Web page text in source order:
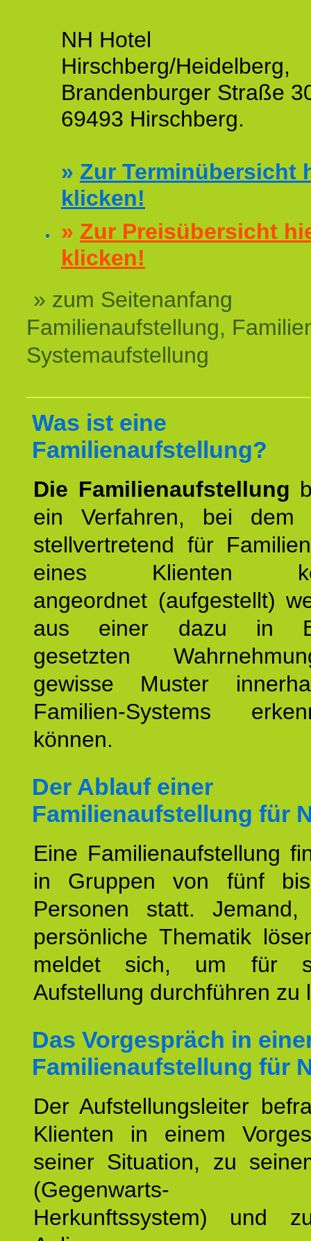
NH Hotel
Hirschberg/Heidelberg,
Brandenburger Straße
69493 Hirschberg.
» Zur Terminübersicht
klicken!
» Zur Preisübersicht
klicken!
» zum Seitenanfang
Familienaufstellung,
Systemaufstellung
Was ist eine
Familienaufstellung?
Die Familienaufstellung
ein Verfahren, bei dem
stellvertretend für
eines Klienten
angeordnet (aufgestellt)
aus einer dazu in
gesetzten
gewisse Muster
Familien-Systems
können.
Der Ablauf einer
Familienaufstellung für
Eine Familienaufstellung
in Gruppen von fünf
Personen statt.
persönliche Thematik
meldet sich, um für
Aufstellung durchführen zu
Das Vorgespräch in
Familienaufstellung für
Der Aufstellungsleiter
Klienten in einem
seiner Situation, zu
(Gegenwarts-
Herkunftssystem) und